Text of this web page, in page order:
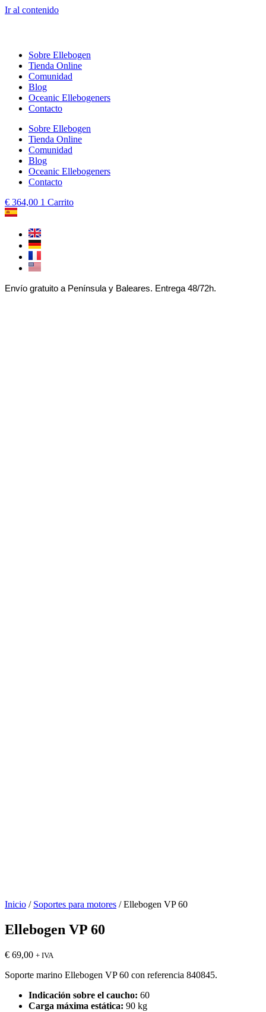
Ir al contenido
Sobre Ellebogen
Tienda Online
Comunidad
Blog
Oceanic Ellebogeners
Contacto
Sobre Ellebogen
Tienda Online
Comunidad
Blog
Oceanic Ellebogeners
Contacto
€ 364,00 1 Carrito
Envío gratuito a Península y Baleares. Entrega 48/72h.
Inicio / Soportes para motores / Ellebogen VP 60
Ellebogen VP 60
€ 69,00 + IVA
Soporte marino Ellebogen VP 60 con referencia 840845.
Indicación sobre el caucho: 60
Carga máxima estática: 90 kg